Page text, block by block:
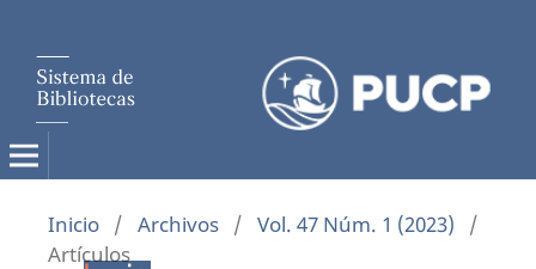
Inicio / Archivos / Vol. 47 Núm. 1 (2023)
/
Artículos